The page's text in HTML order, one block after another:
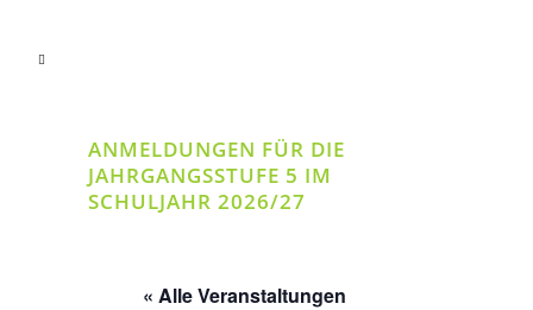
ANMELDUNGEN FÜR DIE
JAHRGANGSSTUFE 5 IM
SCHULJAHR 2026/27
« Alle Veranstaltungen